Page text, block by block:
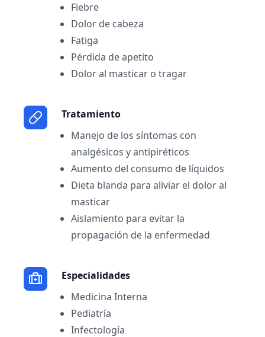
Fiebre
Dolor de cabeza
Fatiga
Pérdida de apetito
Dolor al masticar o tragar
Tratamiento
Manejo de los síntomas con
analgésicos y antipiréticos
Aumento del consumo de líquidos
Dieta blanda para aliviar el dolor al
masticar
Aislamiento para evitar la
propagación de la enfermedad
Especialidades
Medicina Interna
Pediatría
Infectología